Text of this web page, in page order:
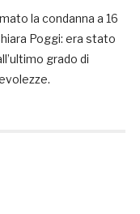
la condanna a 16
Poggi: era stato
grado di